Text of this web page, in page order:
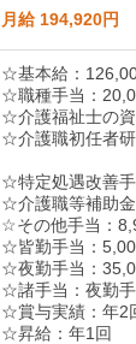
月給 194,920円
☆基本給：
☆職種手当：
☆介護福祉士の
☆介護職初任者
☆特定処遇改善
☆介護職等補助金
☆その他手当：
☆皆勤手当：
☆夜勤手当：
☆諸手当：夜勤
☆賞与実績：年2
☆昇給：年1回